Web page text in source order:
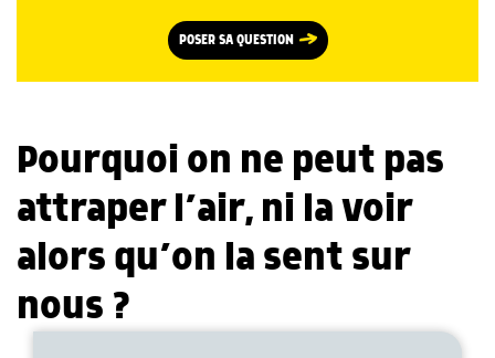
POSER SA QUESTION
Pourquoi on ne peut pas
attraper l’air, ni la voir
alors qu’on la sent sur
nous ?